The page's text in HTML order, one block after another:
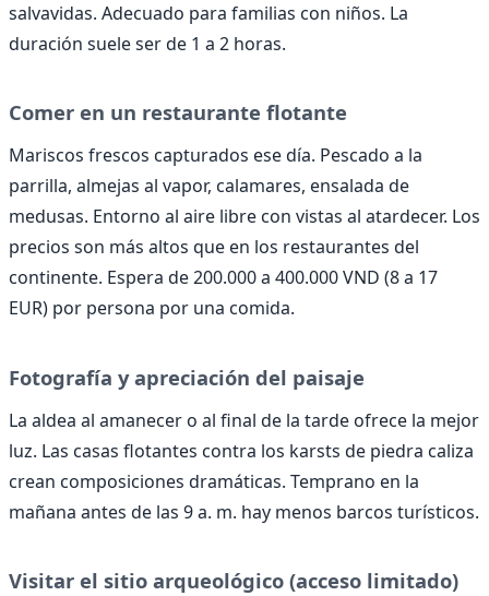
salvavidas. Adecuado para familias con niños. La
duración suele ser de 1 a 2 horas.
Comer en un restaurante flotante
Mariscos frescos capturados ese día. Pescado a la
parrilla, almejas al vapor, calamares, ensalada de
medusas. Entorno al aire libre con vistas al atardecer. Los
precios son más altos que en los restaurantes del
continente. Espera de 200.000 a 400.000 VND (8 a 17
EUR) por persona por una comida.
Fotografía y apreciación del paisaje
La aldea al amanecer o al final de la tarde ofrece la mejor
luz. Las casas flotantes contra los karsts de piedra caliza
crean composiciones dramáticas. Temprano en la
mañana antes de las 9 a. m. hay menos barcos turísticos.
Visitar el sitio arqueológico (acceso limitado)